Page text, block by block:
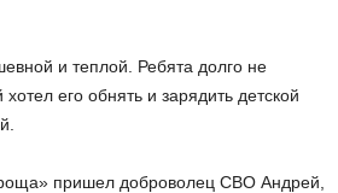
и теплой. Ребята долго не
его обнять и зарядить детской
пришел доброволец СВО Андрей,